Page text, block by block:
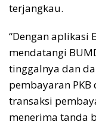
terjangkau.
“Dengan aplikasi
mendatangi
tinggalnya dan
pembayaran PKB
transaksi
menerima tanda